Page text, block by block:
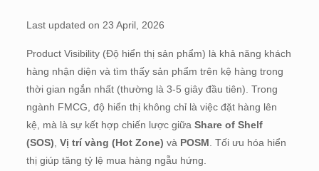
Last updated on 23 April, 2026
Product Visibility (Độ hiển thị sản phẩm) là khả năng khách
hàng nhận diện và tìm thấy sản phẩm trên kệ hàng trong
thời gian ngắn nhất (thường là 3-5 giây đầu tiên). Trong
ngành FMCG, độ hiển thị không chỉ là việc đặt hàng lên
kệ, mà là sự kết hợp chiến lược giữa Share of Shelf
(SOS), Vị trí vàng (Hot Zone) và POSM. Tối ưu hóa hiển
thị giúp tăng tỷ lệ mua hàng ngẫu hứng.